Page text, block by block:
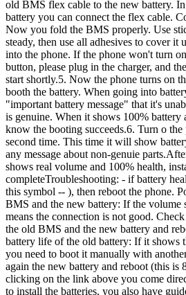
old BMS flex cable to the new battery.
battery you can connect the flex cable.
Now you fold the BMS properly. Use
steady, then use all adhesives to cover it
into the phone. If the phone won't turn
button, please plug in the charger, and
start shortly.5. Now the phone turns on
booth the battery. When going into
"important battery message" that it's
is genuine. When it shows 100% battery
know the booting succeeds.6. Turn o
second time. This time it will show
any message about non-genuie
shows real volume and 100% health,
completeTroubleshooting: - if battery
this symbol -- ), then reboot the phone.
BMS and the new battery: If the volume
means the connection is not good.
the old BMS and the new battery and
battery life of the old battery: If it shows
you need to boot it manually with
again the new battery and reboot (this is
clicking on the link above you come
to install the batteries, you also have